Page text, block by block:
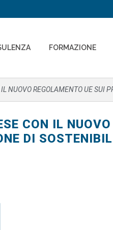
FORMAZIONE
NUOVO REGOLAMENTO UE SUI
CON IL
DI